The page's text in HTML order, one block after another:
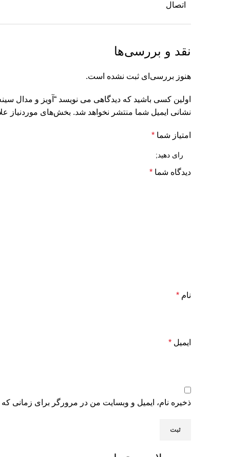
اتصال
نقد و بررسی‌ها
هنوز بررسی‌ای ثبت نشده است.
اولین کسی باشید که دیدگاهی می نویسد “آویز و مدال
نشانی ایمیل شما منتشر نخواهد شد. بخش‌های موردنیاز
امتیاز شما *
دیدگاه شما *
نام *
ایمیل *
ذخیره نام، ایمیل و وبسایت من در مرورگر برای زمانی